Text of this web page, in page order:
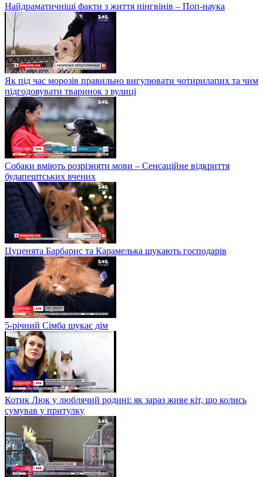
Найдраматичніші факти з життя пінгвінів – Поп-наука
Як під час морозів правильно вигулювати чотирилапих та чим
підгодовувати тваринок з вулиці
Собаки вміють розрізняти мови – Сенсаційне відкриття
будапештських вчених
Цуценята Барбарис та Карамелька шукають господарів
5-річний Сімба шукає дім
Котик Люк у люблячий родині: як зараз живе кіт, що колись
сумував у притулку